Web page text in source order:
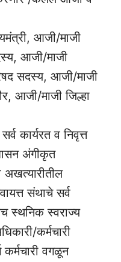
आजी/माजी
आजी/माजी
सदस्य, आजी/माजी
आजी/माजी जिल्हा
कार्यरत व निवृत्त
अंगीकृत
अखत्यारीतील
संथाचे सर्व
स्थनिक स्वराज्य
कर्मचारी
वगळून